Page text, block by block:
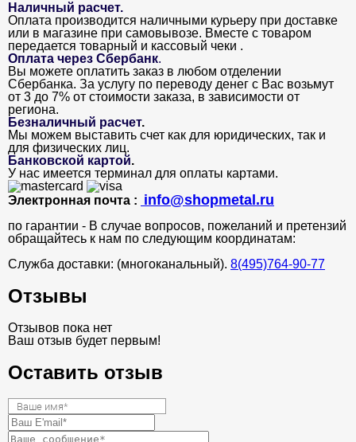
Наличный расчет.
Оплата производится наличными курьеру при доставке
или в магазине при самовывозе. Вместе с товаром
передается товарный и кассовый чеки .
Оплата через Сбербанк.
Вы можете оплатить заказ в любом отделении
Сбербанка. За услугу по переводу денег с Вас возьмут
от 3 до 7% от стоимости заказа, в зависимости от
региона.
Безналичный расчет.
Мы можем выставить счет как для юридических, так и
для физических лиц.
Банковской картой.
У нас имеется терминал для оплаты картами.
Электронная почта : info@shopmetal.ru
по гарантии - В случае вопросов, пожеланий и претензий
обращайтесь к нам по следующим координатам:
Служба доставки: (многоканальный). 8(495)764-90-77
Отзывы
Отзывов пока нет
Ваш отзыв будет первым!
Оставить отзыв